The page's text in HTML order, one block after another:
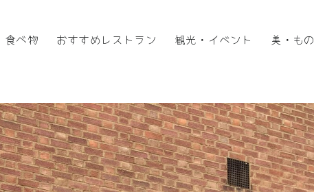
食べ物 おすすめレストラン 観光・イベント 美・もの